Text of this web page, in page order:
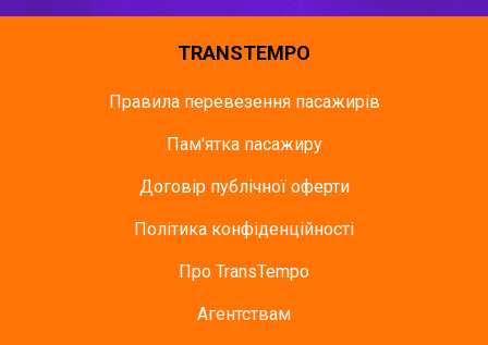
TRANSTEMPO
Правила перевезення пасажирів
Пам'ятка пасажиру
Договір публічної оферти
Політика конфіденційності
Про TransTempo
Агентствам